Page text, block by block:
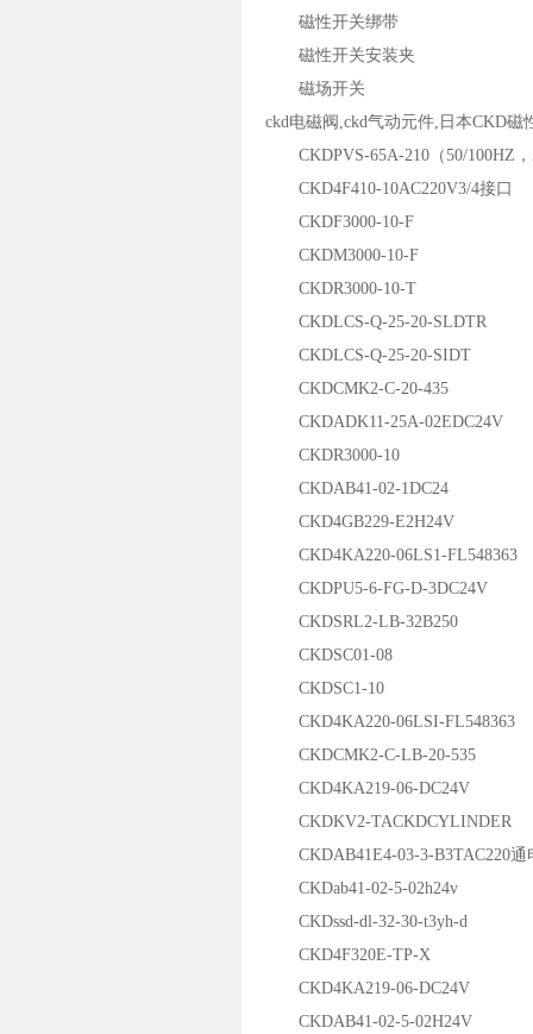
磁性开关绑带
磁性开关安装夹
磁场开关
ckd电磁阀,ckd气动元件,日本CKD磁
CKDPVS-65A-210（50/100HZ，
CKD4F410-10AC220V3/4接口
CKDF3000-10-F
CKDM3000-10-F
CKDR3000-10-T
CKDLCS-Q-25-20-SLDTR
CKDLCS-Q-25-20-SIDT
CKDCMK2-C-20-435
CKDADK11-25A-02EDC24V
CKDR3000-10
CKDAB41-02-1DC24
CKD4GB229-E2H24V
CKD4KA220-06LS1-FL548363
CKDPU5-6-FG-D-3DC24V
CKDSRL2-LB-32B250
CKDSC01-08
CKDSC1-10
CKD4KA220-06LSI-FL548363
CKDCMK2-C-LB-20-535
CKD4KA219-06-DC24V
CKDKV2-TACKDCYLINDER
CKDAB41E4-03-3-B3TAC220通
CKDab41-02-5-02h24v
CKDssd-dl-32-30-t3yh-d
CKD4F320E-TP-X
CKD4KA219-06-DC24V
CKDAB41-02-5-02H24V